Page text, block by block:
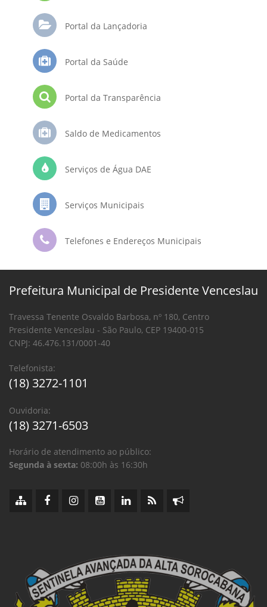
Portal da Lançadoria
Portal da Saúde
Portal da Transparência
Saldo de Medicamentos
Serviços de Água DAE
Serviços Municipais
Telefones e Endereços Municipais
Prefeitura Municipal de Presidente Venceslau
Travessa Tenente Osvaldo Barbosa, nº 180, Centro
Presidente Venceslau - São Paulo, CEP 19400-015
CNPJ: 46.476.131/0001-40
Telefonista:
(18) 3272-1101
Ouvidoria:
(18) 3271-6503
Horário de atendimento ao público:
Segunda à sexta: 08:00h às 16:30h